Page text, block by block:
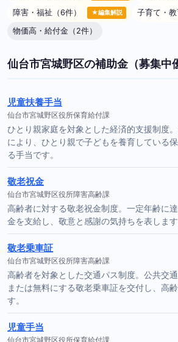
障害・福祉（6件） ★編集解説 子育て・教
物価高・給付金（2件）
仙台市宮城野区の補助金（募集中
児童扶養手当
仙台市宮城野区役所保育給付課
ひとり親家庭を対象とした経済的支援制度
により、ひとり親で子どもを養育している
る手当です。
敬老祝金
仙台市宮城野区役所障害高齢課
高齢者に対する敬老祝金制度。一定年齢に
金を支給し、敬意と感謝の気持ちを表します
敬老乗車証
仙台市宮城野区役所障害高齢課
高齢者を対象とした交通パス制度。公共交
または無料にする敬老乗車証を交付し、高
す。
児童手当
仙台市宮城野区役所保育給付課